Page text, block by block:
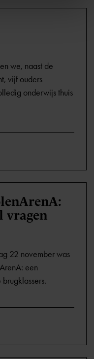
we, naast de
vijf ouders
onderwijs thuis
vragen
22 november was
een